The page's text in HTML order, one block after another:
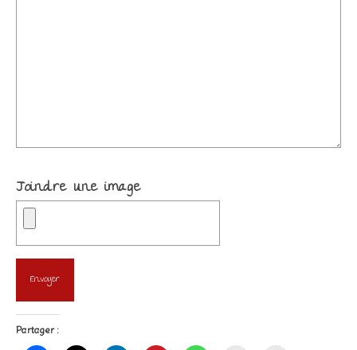
Joindre une image
Partager :